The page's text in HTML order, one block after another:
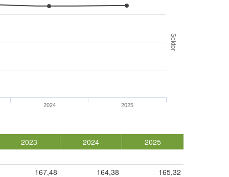
Sektor
2024 2025
2023 2024
2025
167,48 164,38 165,32